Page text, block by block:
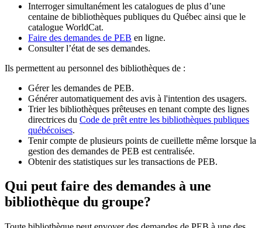
Interroger simultanément les catalogues de plus d’une
centaine de bibliothèques publiques du Québec ainsi que le
catalogue WorldCat.
Faire des demandes de PEB en ligne.
Consulter l’état de ses demandes.
Ils permettent au personnel des bibliothèques de :
Gérer les demandes de PEB.
Générer automatiquement des avis à l'intention des usagers.
Trier les bibliothèques prêteuses en tenant compte des lignes
directrices du Code de prêt entre les bibliothèques publiques
québécoises.
Tenir compte de plusieurs points de cueillette même lorsque la
gestion des demandes de PEB est centralisée.
Obtenir des statistiques sur les transactions de PEB.
Qui peut faire des demandes à une
bibliothèque du groupe?